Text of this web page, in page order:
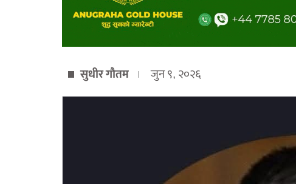
सुधीर गौतम जुन ९, २०२६